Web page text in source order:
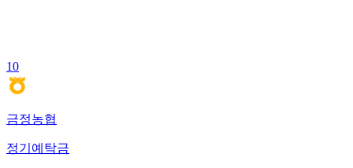
10
금정농협
정기예탁금